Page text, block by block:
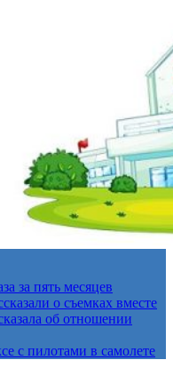
за пять месяцев
о съемках вместе
об отношении
с пилотами в самолете